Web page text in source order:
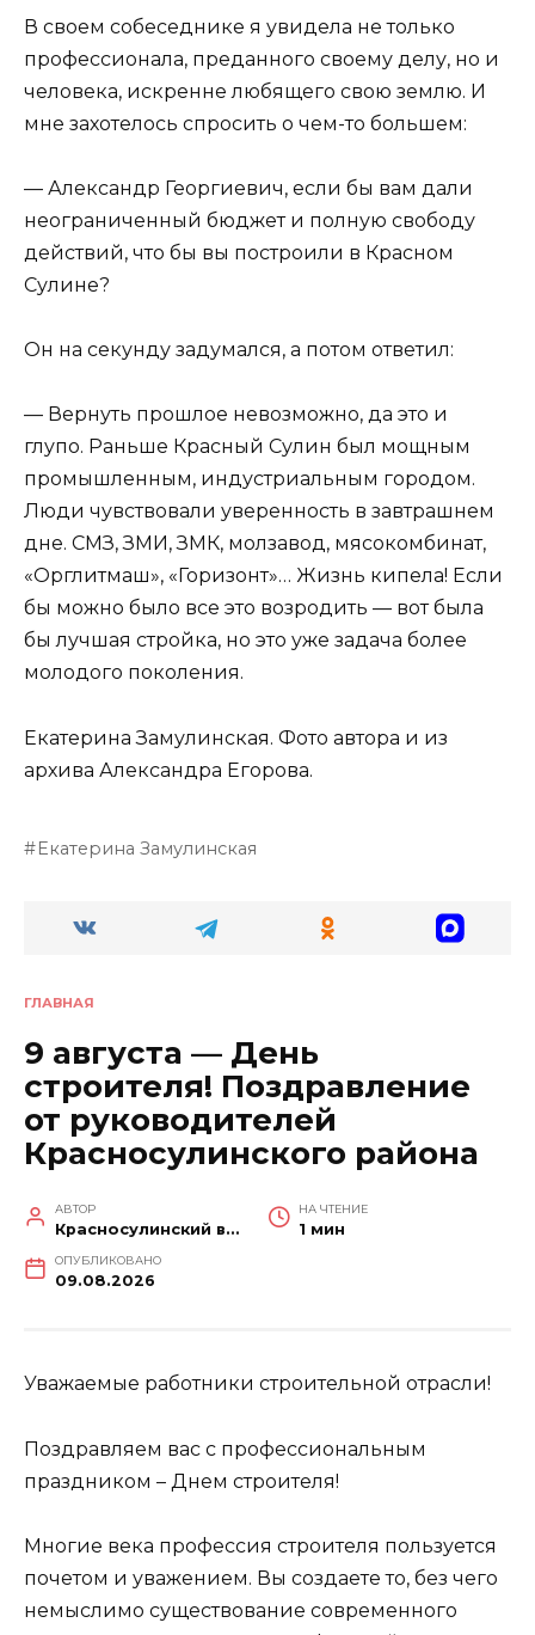
В своем собеседнике я увидела не только
профессионала, преданного своему делу, но и
человека, искренне любящего свою землю. И
мне захотелось спросить о чем-то большем:
— Александр Георгиевич, если бы вам дали
неограниченный бюджет и полную свободу
действий, что бы вы построили в Красном
Сулине?
Он на секунду задумался, а потом ответил:
— Вернуть прошлое невозможно, да это и
глупо. Раньше Красный Сулин был мощным
промышленным, индустриальным городом.
Люди чувствовали уверенность в завтрашнем
дне. СМЗ, ЗМИ, ЗМК, молзавод, мясокомбинат,
«Орглитмаш», «Горизонт»… Жизнь кипела! Если
бы можно было все это возродить — вот была
бы лучшая стройка, но это уже задача более
молодого поколения.
Екатерина Замулинская. Фото автора и из
архива Александра Егорова.
Екатерина Замулинская
ГЛАВНАЯ
9 августа — День
строителя! Поздравление
от руководителей
Красносулинского района
АВТОР
Красносулинский вестник
НА ЧТЕНИЕ
1 мин
ОПУБЛИКОВАНО
09.08.2026
Уважаемые работники строительной отрасли!
Поздравляем вас с профессиональным
праздником – Днем строителя!
Многие века профессия строителя пользуется
почетом и уважением. Вы создаете то, без чего
немыслимо существование современного